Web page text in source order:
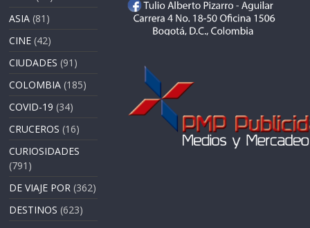
ASIA (81)
CINE (42)
CIUDADES (91)
COLOMBIA (185)
COVID-19 (34)
CRUCEROS (16)
CURIOSIDADES
(791)
DE VIAJE POR (362)
DESTINOS (623)